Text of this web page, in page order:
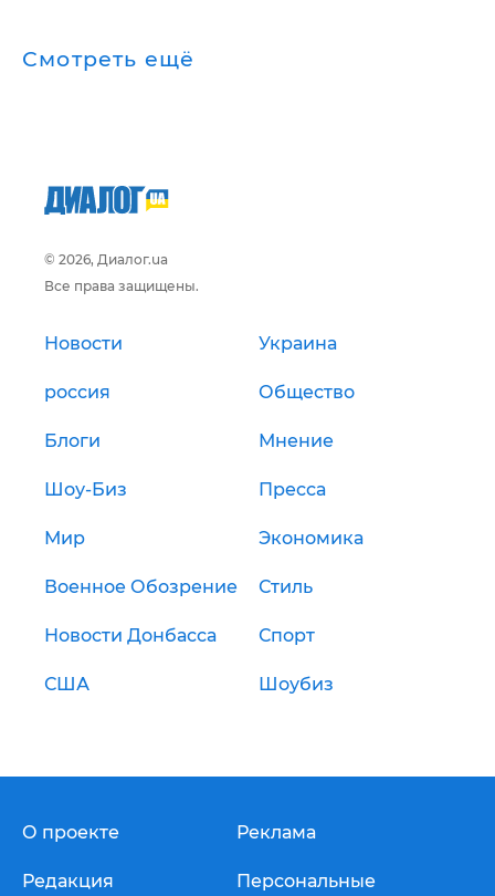
Смотреть ещё
© 2026, Диалог.ua
Все права защищены.
Новости Украина
россия Общество
Блоги Мнение
Шоу-Биз Пресса
Мир Экономика
Военное Обозрение Стиль
Новости Донбасса Спорт
США Шоубиз
О проекте
Редакция
Реклама
Персональные